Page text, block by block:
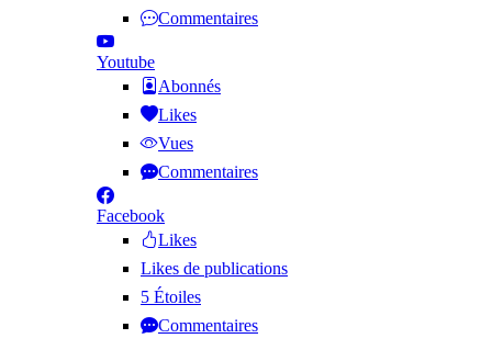
Commentaires
Youtube
Abonnés
Likes
Vues
Commentaires
Facebook
Likes
Likes de publications
5 Étoiles
Commentaires